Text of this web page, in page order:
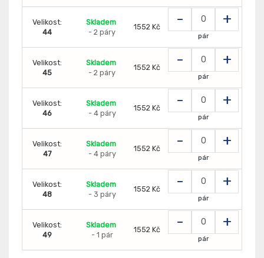
Velikost:
44
Skladem
- 2 páry
1552 Kč - +
pár
Velikost:
45
Skladem
- 2 páry
1552 Kč - +
pár
Velikost:
46
Skladem
- 4 páry
1552 Kč - +
pár
Velikost:
47
Skladem
- 4 páry
1552 Kč - +
pár
Velikost:
48
Skladem
- 3 páry
1552 Kč - +
pár
Velikost:
49
Skladem
- 1 pár
1552 Kč - +
pár